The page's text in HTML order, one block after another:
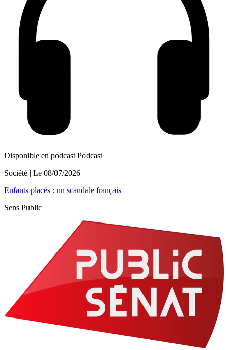
Disponible en podcast Podcast
Société | Le 08/07/2026
Enfants placés : un scandale français
Sens Public